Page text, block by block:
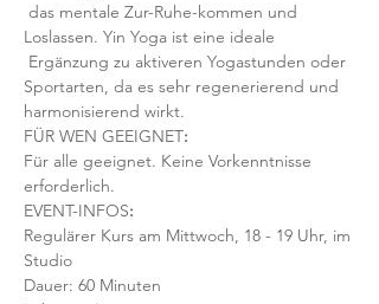
das mentale Zur-Ruhe-kommen und
Loslassen. Yin Yoga ist eine ideale
Ergänzung zu aktiveren Yogastunden oder
Sportarten, da es sehr regenerierend und
harmonisierend wirkt.
FÜR WEN GEEIGNET:
Für alle geeignet. Keine Vorkenntnisse
erforderlich.
EVENT-INFOS:
Regulärer Kurs am Mittwoch, 18 - 19 Uhr, im
Studio
Dauer: 60 Minuten